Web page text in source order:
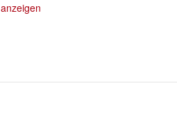
anzeigen